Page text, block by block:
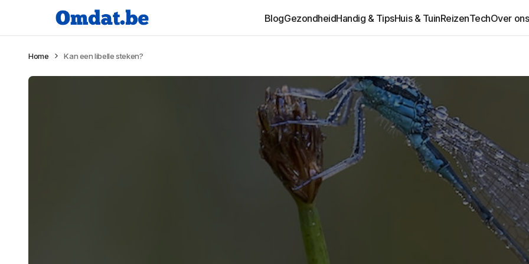
BlogGezondheidHandig & TipsHuis & TuinReizenTechOver ons
Home Kan een libelle steken?